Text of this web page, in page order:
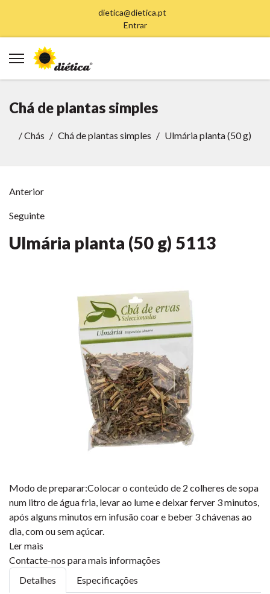
dietica@dietica.pt
Entrar
Chá de plantas simples
/Chás Chá de plantas simples Ulmária planta (50 g)
Anterior
Seguinte
Ulmária planta (50 g) 5113
Modo de preparar:Colocar o conteúdo de 2 colheres de sopa
num litro de água fria, levar ao lume e deixar ferver 3 minutos,
após alguns minutos em infusão coar e beber 3 chávenas ao
dia, com ou sem açúcar.
Ler mais
Contacte-nos para mais informações
Detalhes
Especificações